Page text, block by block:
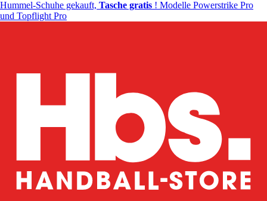
Hummel-Schuhe gekauft, Tasche gratis ! Modelle Powerstrike Pro
und Topflight Pro